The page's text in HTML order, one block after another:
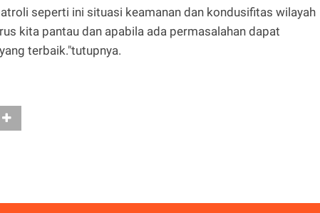
seperti ini situasi keamanan dan kondusifitas wilayah
kita pantau dan apabila ada permasalahan dapat
terbaik."tutupnya.